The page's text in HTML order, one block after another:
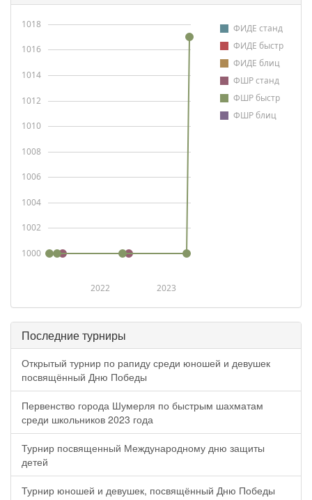
ФИДЕ станд
ФИДЕ быстр
ФИДЕ блиц
ФШР станд
ФШР быстр
ФШР блиц
2022 2023
1000
1002
1004
1006
1008
1010
1012
1014
1016
1018
Последние турниры
Открытый турнир по рапиду среди юношей и девушек
посвящённый Дню Победы
Первенство города Шумерля по быстрым шахматам
среди школьников 2023 года
Турнир посвященный Международному дню защиты
детей
Турнир юношей и девушек, посвящённый Дню Победы